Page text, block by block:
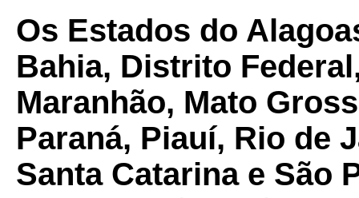
Os Estados do
Bahia, Distrito
Maranhão, Mato
Paraná, Piauí, Rio de
Santa Catarina e São